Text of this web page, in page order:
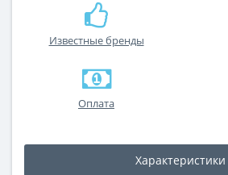
Известные бренды
Оплата
Характеристики